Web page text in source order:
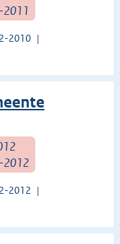
2011
2010
2012
2012